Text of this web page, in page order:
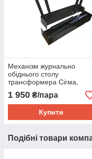
Механізм журнально
обіднього столу
трансформера Сігма,
Механізм для столу
трансформера Сігма
1 950 ₴/пара
Купити
Подібні товари